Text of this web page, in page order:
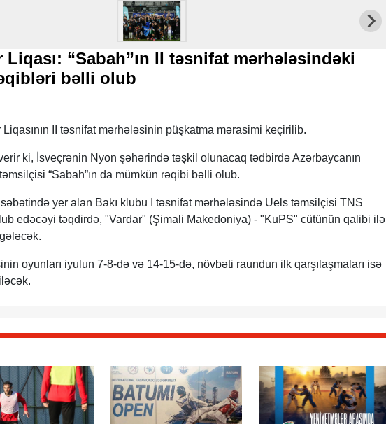
“Sabah”ın II təsnifat mərhələsindəki
bəlli olub
II təsnifat mərhələsinin püşkatma mərasimi keçirilib.
ki, İsveçrənin Nyon şəhərində təşkil olunacaq tədbirdə Azərbaycanın
“Sabah”ın da mümkün rəqibi bəlli olub.
yer alan Bakı klubu I təsnifat mərhələsində Uels təmsilçisi TNS
edəcəyi təqdirdə, "Vardar" (Şimali Makedoniya) - "KuPS" cütünün qalibi ilə
oyunları iyulun 7-8-də və 14-15-də, növbəti raundun ilk qarşılaşmaları isə